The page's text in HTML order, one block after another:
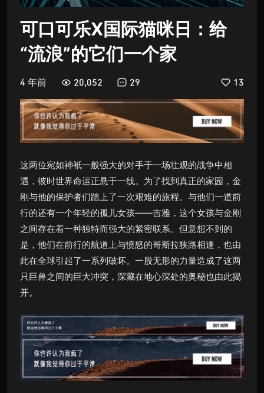
可口可乐X国际猫咪日：给
“流浪”的它们一个家
4 年前 20,052 29 13
这两位宛如神衹一般强大的对手于一场壮观的战争中相
遇，彼时世界命运正悬于一线。为了找到真正的家园，金
刚与他的保护者们踏上了一次艰难的旅程。与他们一道前
行的还有一个年轻的孤儿女孩——吉雅，这个女孩与金刚
之间存在着一种独特而强大的紧密联系。但意想不到的
是，他们在前行的航道上与愤怒的哥斯拉狭路相逢，也由
此在全球引起了一系列破坏。一股无形的力量造成了这两
只巨兽之间的巨大冲突，深藏在地心深处的奥秘也由此揭
开。